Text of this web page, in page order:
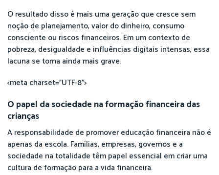
O resultado disso é mais uma geração que cresce sem
noção de planejamento, valor do dinheiro, consumo
consciente ou riscos financeiros. Em um contexto de
pobreza, desigualdade e influências digitais intensas, essa
lacuna se torna ainda mais grave.
<meta charset="UTF-8">
O papel da sociedade na formação financeira das
crianças
A responsabilidade de promover educação financeira não é
apenas da escola. Famílias, empresas, governos e a
sociedade na totalidade têm papel essencial em criar uma
cultura de formação para a vida financeira.